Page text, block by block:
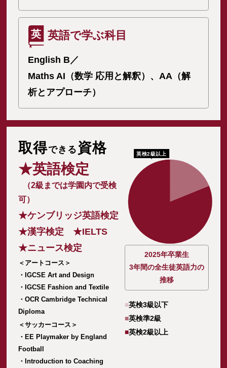
英 英語で学ぶ科目
English B／
Maths AI（数学 応用と解釈）、AA（解
析とアプローチ）
取得できる 資格
★英語検定
（2級までは学園内で受検
可）
★ケンブリッジ英語検定
★漢字検定 ★IELTS
★ニュース検定
＜アートコース＞
・IGCSE Art and Design
・IGCSE Fashion and Textile
・OCR Cambridge Technical
Diploma
＜サッカーコース＞
・EE Playmaker by England
Football
・Introduction to Coaching
英検2級以上
2025年卒業生
3年間の全生徒英語力の
推移
■英検3級以下
■英検準2級
■英検2級以上